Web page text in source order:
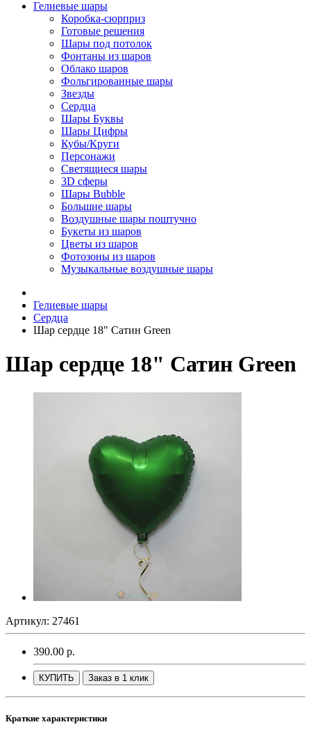
Гелиевые шары
Коробка-сюрприз
Готовые решения
Шары под потолок
Фонтаны из шаров
Облако шаров
Фольгированные шары
Звезды
Сердца
Шары Буквы
Шары Цифры
Кубы/Круги
Персонажи
Светящиеся шары
3D сферы
Шары Bubble
Большие шары
Воздушные шары поштучно
Букеты из шаров
Цветы из шаров
Фотозоны из шаров
Музыкальные воздушные шары
Гелиевые шары
Сердца
Шар сердце 18" Сатин Green
Шар сердце 18" Сатин Green
Артикул: 27461
390.00 р.
КУПИТЬ Заказ в 1 клик
Краткие характеристики